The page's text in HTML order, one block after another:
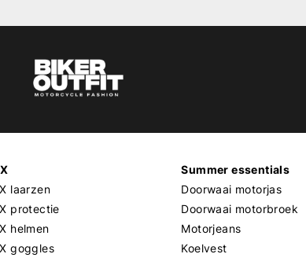
laarzen
protectie
helmen
goggles
Summer essentials
Doorwaai motorjas
Doorwaai motorbroek
Motorjeans
Koelvest